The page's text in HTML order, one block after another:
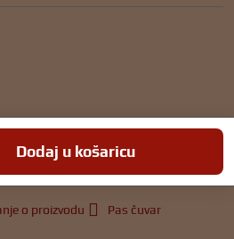
Dodaj u košaricu
o proizvodu
Pas čuvar